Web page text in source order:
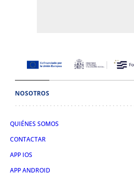
NOSOTROS
QUIÉNES SOMOS
CONTACTAR
APP IOS
APP ANDROID